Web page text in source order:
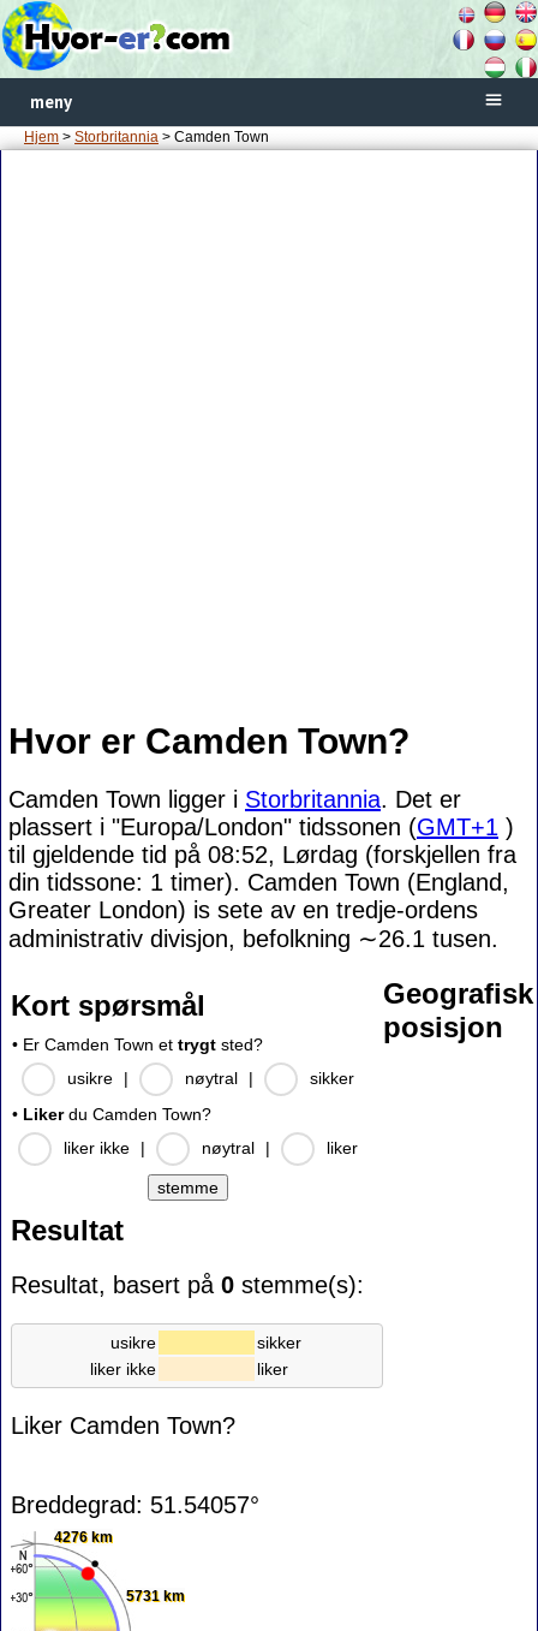
meny
Hjem > Storbritannia > Camden Town
Hvor er Camden Town?
Camden Town ligger i Storbritannia. Det er
plassert i "Europa/London" tidssonen (GMT+1 )
til gjeldende tid på 08:52, Lørdag (forskjellen fra
din tidssone: 1 timer). Camden Town (England,
Greater London) is sete av en tredje-ordens
administrativ divisjon, befolkning ∼26.1 tusen.
Kort spørsmål
• Er Camden Town et trygt sted?
usikre
| nøytral |
sikker
• Likerdu Camden Town?
liker ikke
| nøytral | liker
Resultat
Resultat, basert på 0 stemme(s):
usikre
sikker
liker ikke
liker
Liker Camden Town?
Geografisk
posisjon
Breddegrad: 51.54057°
4276 km
5731 km